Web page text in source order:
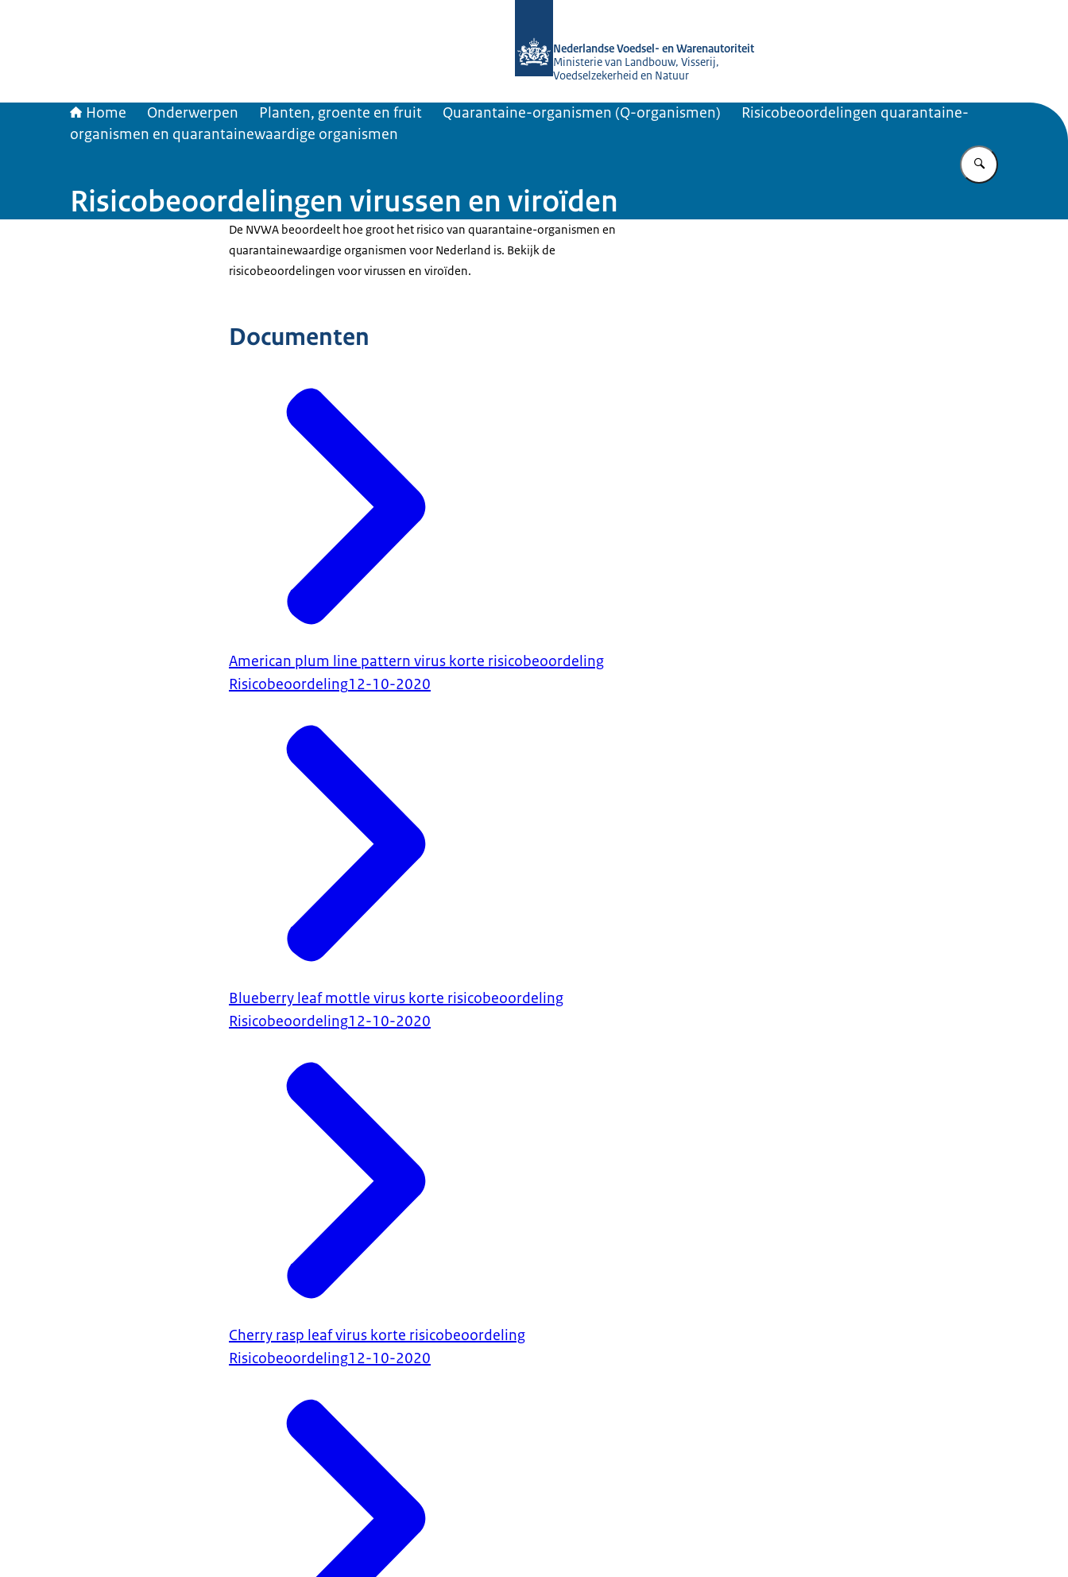
Nederlandse Voedsel- en Warenautoriteit
Ministerie van Landbouw, Visserij,
Voedselzekerheid en Natuur
Home Onderwerpen Planten, groente en fruit Quarantaine-organismen (Q-organismen)
Risicobeoordelingen quarantaine-
organismen en quarantainewaardige organismen
Risicobeoordelingen virussen en viroïden
De NVWA beoordeelt hoe groot het risico van quarantaine-organismen en
quarantainewaardige organismen voor Nederland is. Bekijk de
risicobeoordelingen voor virussen en viroïden.
Documenten
American plum line pattern virus korte risicobeoordeling
Risicobeoordeling12-10-2020
Blueberry leaf mottle virus korte risicobeoordeling
Risicobeoordeling12-10-2020
Cherry rasp leaf virus korte risicobeoordeling
Risicobeoordeling12-10-2020